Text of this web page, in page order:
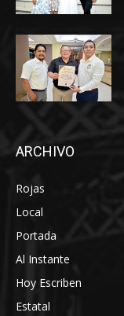
ARCHIVO
Rojas
Local
Portada
Al Instante
Hoy Escriben
Estatal